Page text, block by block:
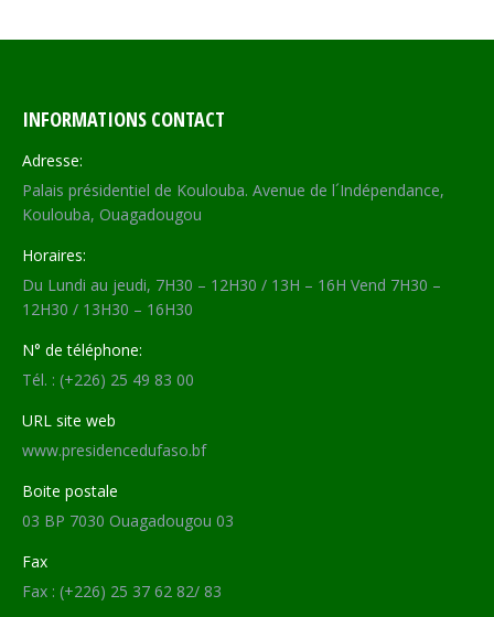
INFORMATIONS CONTACT
Adresse:
Palais présidentiel de Koulouba. Avenue de l´Indépendance,
Koulouba, Ouagadougou
Horaires:
Du Lundi au jeudi, 7H30 – 12H30 / 13H – 16H Vend 7H30 –
12H30 / 13H30 – 16H30
N° de téléphone:
Tél. : (+226) 25 49 83 00
URL site web
www.presidencedufaso.bf
Boite postale
03 BP 7030 Ouagadougou 03
Fax
Fax : (+226) 25 37 62 82/ 83